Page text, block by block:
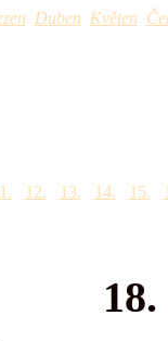
Duben Květen
12. 13. 14. 15.